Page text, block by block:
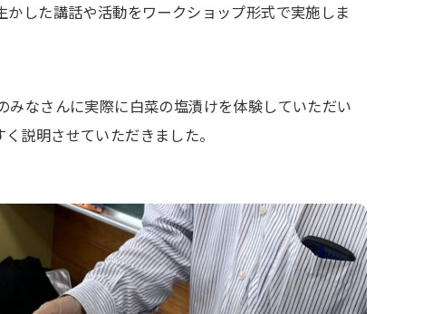
した講話や活動をワークショップ形式で実施しま
なさんに実際に白菜の塩漬けを体験していただい
説明させていただきました。